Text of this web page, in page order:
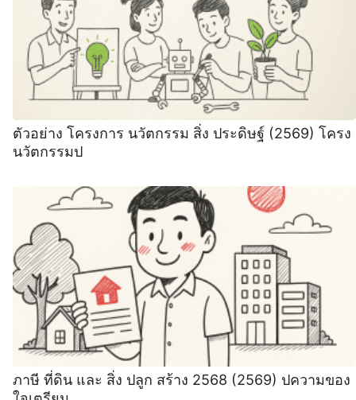
ตัวอย่าง โครงการ นวัตกรรม สิ่ง ประดิษฐ์ (2569) โครง
นวัตกรรมป
ภาษี ที่ดิน และ สิ่ง ปลูก สร้าง 2568 (2569) ปความของ